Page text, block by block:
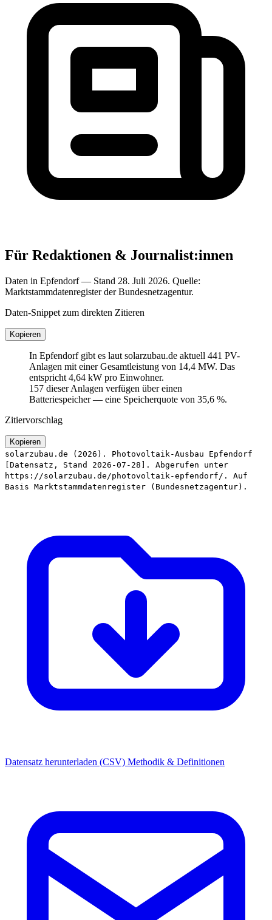
Für Redaktionen & Journalist:innen
Daten in Epfendorf — Stand 28. Juli 2026. Quelle:
Marktstammdatenregister der Bundesnetzagentur.
Daten-Snippet zum direkten Zitieren
Kopieren
In Epfendorf gibt es laut solarzubau.de aktuell 441 PV-
Anlagen mit einer Gesamtleistung von 14,4 MW. Das
entspricht 4,64 kW pro Einwohner.
157 dieser Anlagen verfügen über einen
Batteriespeicher — eine Speicherquote von 35,6 %.
Zitiervorschlag
Kopieren
solarzubau.de (2026). Photovoltaik-Ausbau Epfendorf
[Datensatz, Stand 2026-07-28]. Abgerufen unter
https://solarzubau.de/photovoltaik-epfendorf/. Auf
Basis Marktstammdatenregister (Bundesnetzagentur).
Datensatz herunterladen (CSV) Methodik & Definitionen